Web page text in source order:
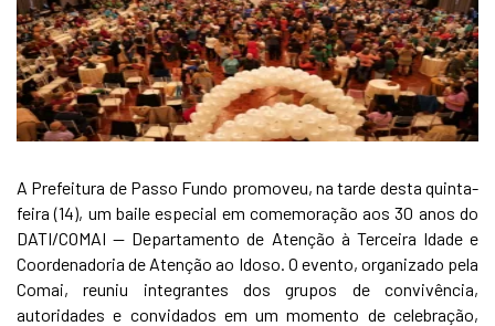
A Prefeitura de Passo Fundo promoveu, na tarde desta quinta-
feira (14), um baile especial em comemoração aos 30 anos do
DATI/COMAI — Departamento de Atenção à Terceira Idade e
Coordenadoria de Atenção ao Idoso. O evento, organizado pela
Comai, reuniu integrantes dos grupos de convivência,
autoridades e convidados em um momento de celebração,